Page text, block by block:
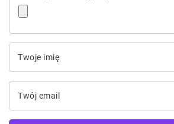
Twoje imię
Twój email